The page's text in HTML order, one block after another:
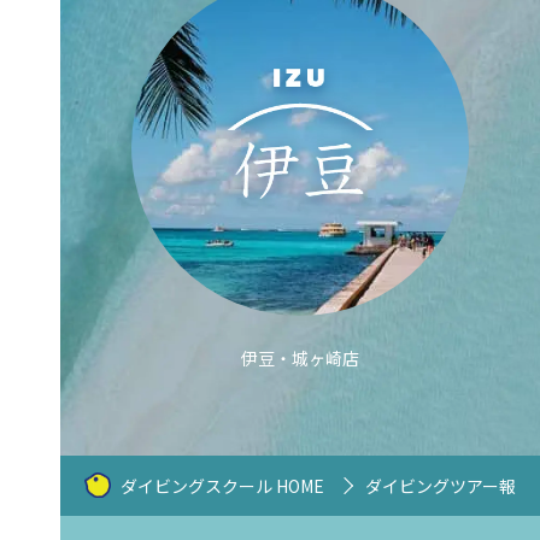
伊豆・城ヶ崎店
ダイビングスクール HOME ダイビングツアー報告